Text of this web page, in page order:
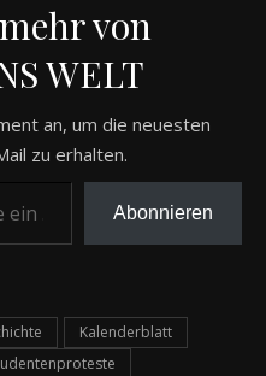
von
WELT
an, um die neuesten
zu erhalten.
Abonnieren
Kalenderblatt